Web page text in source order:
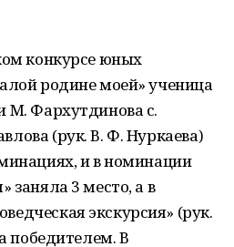
конкурсе юных
родине моей» ученица
М. Фархутдинова с.
(рук. В. Ф. Нуркаева)
и в номинации
заняла 3 место, а в
экскурсия» (рук.
победителем. В